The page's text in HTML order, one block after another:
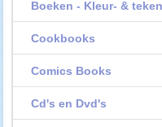
Boeken - Kleur- &
Cookbooks
Comics Books
Cd's en Dvd's